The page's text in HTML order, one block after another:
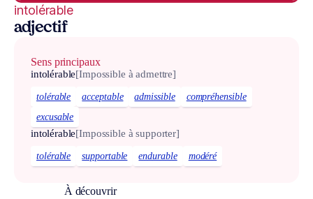
intolérable
adjectif
Sens principaux
intolérable[Impossible à admettre]
tolérable acceptable admissible
compréhensible
excusable
intolérable[Impossible à supporter]
tolérable supportable endurable modéré
À découvrir